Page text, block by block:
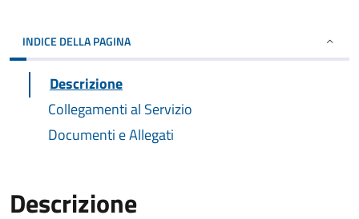
INDICE DELLA PAGINA
Descrizione
Collegamenti al Servizio
Documenti e Allegati
Descrizione